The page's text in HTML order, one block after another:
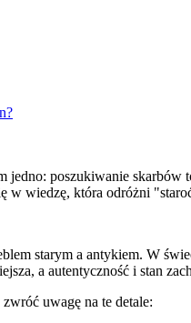
poszukiwanie
w wiedzę, która odróżni
starym a antykiem. W
a autentyczność i stan
uwagę na te detale: